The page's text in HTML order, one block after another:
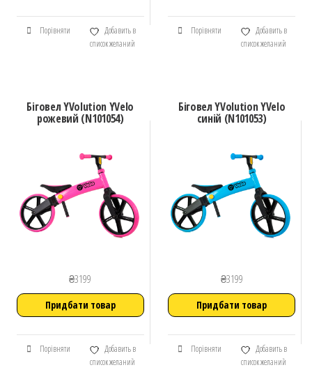
Порівняти
Добавить в
список желаний
Порівняти
Добавить в
список желаний
Біговел YVolution YVelo
рожевий (N101054)
₴3199
Придбати товар
Порівняти
Добавить в
список желаний
Біговел YVolution YVelo
синій (N101053)
₴3199
Придбати товар
Порівняти
Добавить в
список желаний